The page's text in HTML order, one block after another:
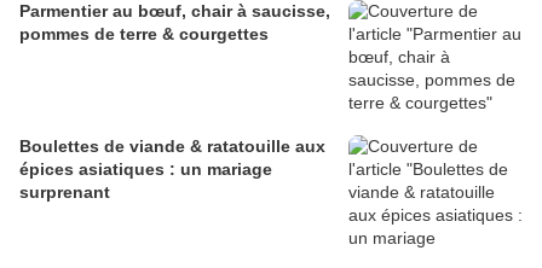
Parmentier au bœuf, chair à saucisse,
pommes de terre & courgettes
Boulettes de viande & ratatouille aux
épices asiatiques : un mariage
surprenant